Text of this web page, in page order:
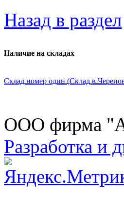
Назад в раздел
Наличие на складах
Склад номер один (Склад в
ООО фирма
Разработка и